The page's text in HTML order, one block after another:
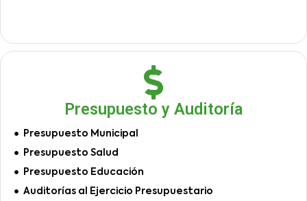
Presupuesto y Auditoría
Presupuesto Municipal
Presupuesto Salud
Presupuesto Educación
Auditorías al Ejercicio Presupuestario